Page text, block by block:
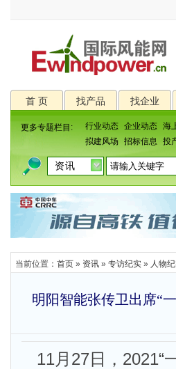
首 页 找产品 找企业
更多专题栏目: 行业动态 企业动态 海
拟建风场
招标信息 投
当前位置： 首页 » 资讯 » 专访纪实 » 人物
明阳智能张传卫出席“
11月27日，2021“